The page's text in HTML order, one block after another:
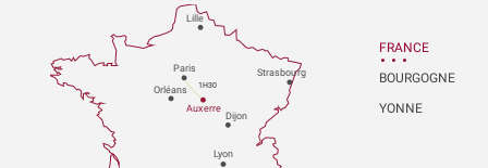
Paris
Dijon
Orléans
Lyon
Auxerre
Strasbourg
Lille
1H30
FRANCE
BOURGOGNE
YONNE